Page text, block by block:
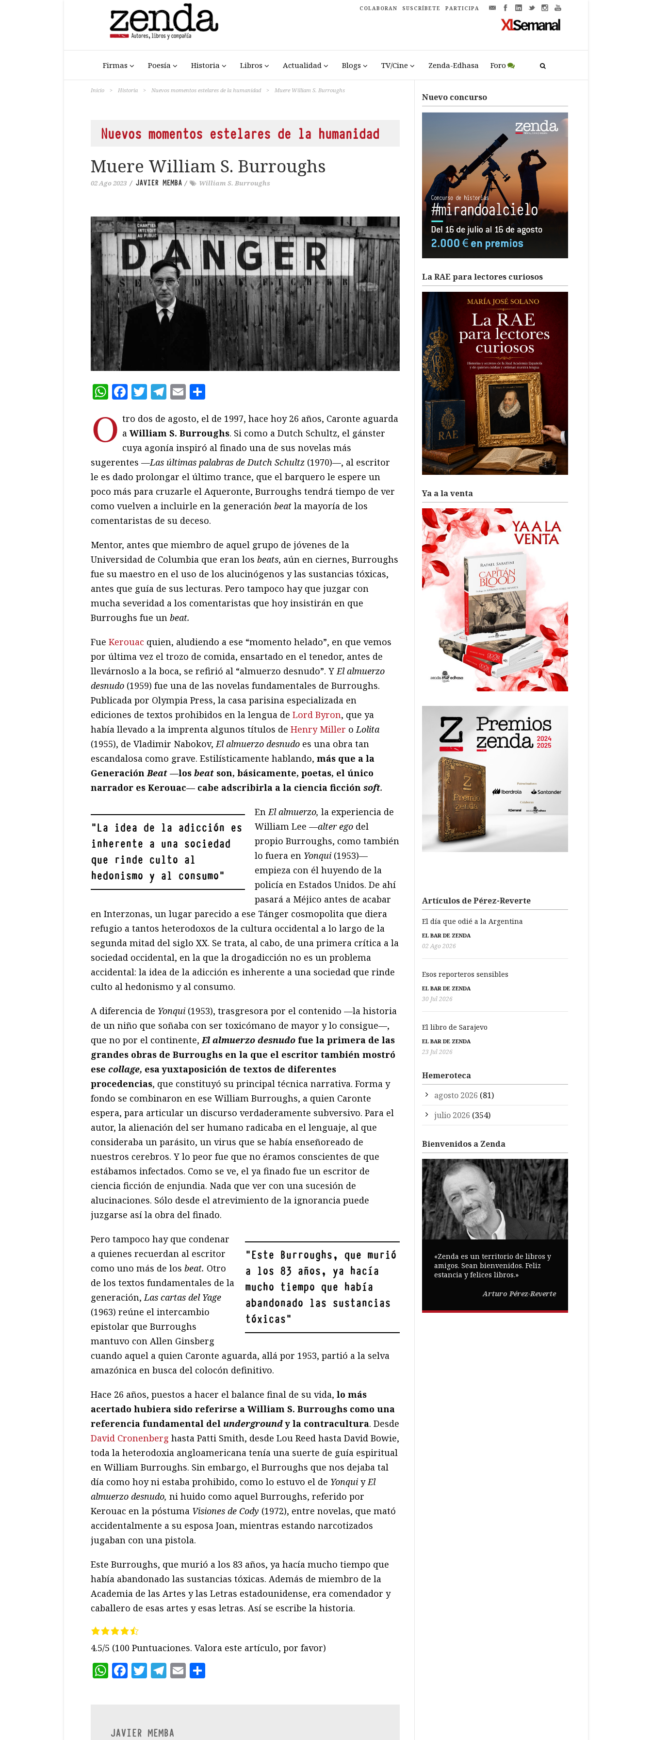
COLABORAN SUSCRÍBETE PARTICIPA
Firmas Poesía Historia Libros Actualidad Blogs TV/Cine Zenda-Edhasa Foro
Inicio > Historia > Nuevos momentos estelares de la humanidad > Muere William S. Burroughs
Nuevos momentos estelares de la humanidad
Muere William S. Burroughs
02 Ago 2023 / JAVIER MEMBA / William S. Burroughs
WhatsApp
Facebook
Twitter
Telegram
Email
O tro dos de agosto, el de 1997, hace hoy 26 años, Caronte aguarda
a William S. Burroughs. Si como a Dutch Schultz, el gánster
cuya agonía inspiró al finado una de sus novelas más
sugerentes —Las últimas palabras de Dutch Schultz (1970)—, al escritor
le es dado prolongar el último trance, que el barquero le espere un
poco más para cruzarle el Aqueronte, Burroughs tendrá tiempo de ver
como vuelven a incluirle en la generación beat la mayoría de los
comentaristas de su deceso.
Mentor, antes que miembro de aquel grupo de jóvenes de la
Universidad de Columbia que eran los beats, aún en ciernes, Burroughs
fue su maestro en el uso de los alucinógenos y las sustancias tóxicas,
antes que guía de sus lecturas. Pero tampoco hay que juzgar con
mucha severidad a los comentaristas que hoy insistirán en que
Burroughs fue un beat.
Fue Kerouac quien, aludiendo a ese “momento helado”, en que vemos
por última vez el trozo de comida, ensartado en el tenedor, antes de
llevárnoslo a la boca, se refirió al “almuerzo desnudo”. Y El almuerzo
desnudo (1959) fue una de las novelas fundamentales de Burroughs.
Publicada por Olympia Press, la casa parisina especializada en
ediciones de textos prohibidos en la lengua de Lord Byron, que ya
había llevado a la imprenta algunos títulos de Henry Miller o Lolita
(1955), de Vladimir Nabokov, El almuerzo desnudo es una obra tan
escandalosa como grave. Estilísticamente hablando, más que a la
Generación Beat —los beat son, básicamente, poetas, el único
narrador es Kerouac— cabe adscribirla a la ciencia ficción soft.
"La idea de la adicción es
inherente a una sociedad
que rinde culto al
hedonismo y al consumo"
En El almuerzo,la experiencia de
William Lee —alter ego del
propio Burroughs, como también
lo fuera en Yonqui (1953)—
empieza con él huyendo de la
policía en Estados Unidos. De ahí
pasará a Méjico antes de acabar
en Interzonas, un lugar parecido a ese Tánger cosmopolita que diera
refugio a tantos heterodoxos de la cultura occidental a lo largo de la
segunda mitad del siglo XX. Se trata, al cabo, de una primera crítica a la
sociedad occidental, en la que la drogadicción no es un problema
accidental: la idea de la adicción es inherente a una sociedad que rinde
culto al hedonismo y al consumo.
A diferencia de Yonqui (1953), trasgresora por el contenido —la historia
de un niño que soñaba con ser toxicómano de mayor y lo consigue—,
que no por el continente, El almuerzo desnudo fue la primera de las
grandes obras de Burroughs en la que el escritor también mostró
ese collage, esa yuxtaposición de textos de diferentes
procedencias, que constituyó su principal técnica narrativa. Forma y
fondo se combinaron en ese William Burroughs, a quien Caronte
espera, para articular un discurso verdaderamente subversivo. Para el
autor, la alienación del ser humano radicaba en el lenguaje, al que
consideraba un parásito, un virus que se había enseñoreado de
nuestros cerebros. Y lo peor fue que no éramos conscientes de que
estábamos infectados. Como se ve, el ya finado fue un escritor de
ciencia ficción de enjundia. Nada que ver con una sucesión de
alucinaciones. Sólo desde el atrevimiento de la ignorancia puede
juzgarse así la obra del finado.
"Este Burroughs, que murió
a los 83 años, ya hacía
mucho tiempo que había
abandonado las sustancias
tóxicas"
Pero tampoco hay que condenar
a quienes recuerdan al escritor
como uno más de los beat. Otro
de los textos fundamentales de la
generación, Las cartas del Yage
(1963) reúne el intercambio
epistolar que Burroughs
mantuvo con Allen Ginsberg
cuando aquel a quien Caronte aguarda, allá por 1953, partió a la selva
amazónica en busca del colocón definitivo.
Hace 26 años, puestos a hacer el balance final de su vida, lo más
acertado hubiera sido referirse a William S. Burroughs como una
referencia fundamental del undergroundy la contracultura. Desde
David Cronenberg hasta Patti Smith, desde Lou Reed hasta David Bowie,
toda la heterodoxia angloamericana tenía una suerte de guía espiritual
en William Burroughs. Sin embargo, el Burroughs que nos dejaba tal
día como hoy ni estaba prohibido, como lo estuvo el de Yonqui y El
almuerzo desnudo, ni huido como aquel Burroughs, referido por
Kerouac en la póstuma Visiones de Cody (1972), entre novelas, que mató
accidentalmente a su esposa Joan, mientras estando narcotizados
jugaban con una pistola.
Este Burroughs, que murió a los 83 años, ya hacía mucho tiempo que
había abandonado las sustancias tóxicas. Además de miembro de la
Academia de las Artes y las Letras estadounidense, era comendador y
caballero de esas artes y esas letras. Así se escribe la historia.
4.5/5 (100 Puntuaciones. Valora este artículo, por favor)
WhatsApp
Facebook
Twitter
Telegram
Email
JAVIER MEMBA
Nuevo concurso
La RAE para lectores curiosos
Ya a la venta
Artículos de Pérez-Reverte
El día que odié a la Argentina
EL BAR DE ZENDA
02 Ago 2026
Esos reporteros sensibles
EL BAR DE ZENDA
30 Jul 2026
El libro de Sarajevo
EL BAR DE ZENDA
23 Jul 2026
Hemeroteca
agosto 2026 (81)
julio 2026 (354)
Bienvenidos a Zenda
«Zenda es un territorio de libros y
amigos. Sean bienvenidos. Feliz
estancia y felices libros.»
Arturo Pérez-Reverte